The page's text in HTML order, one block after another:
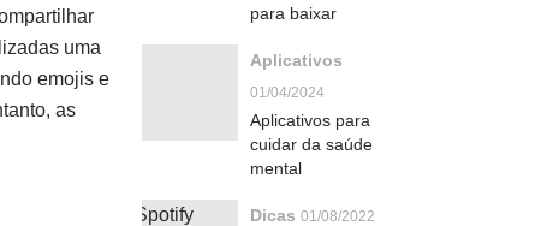
uma
emojis e
as
para baixar
Aplicativos
01/04/2024
Aplicativos para
cuidar da saúde
mental
Dicas 01/08/2022